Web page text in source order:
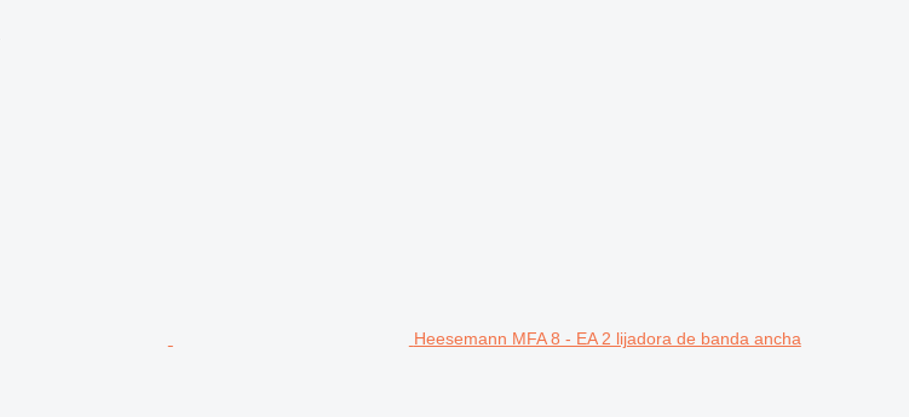
Heesemann MFA 8 - EA 2 lijadora de banda ancha